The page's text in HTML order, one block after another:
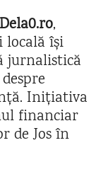
Dela0.ro,
locală își
jurnalistică
Inițiativa
financiar
de Jos în